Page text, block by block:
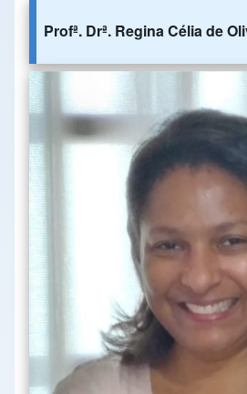
Profª. Drª. Regina Célia de